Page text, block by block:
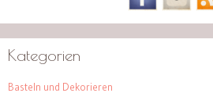
Kategorien
Basteln und Dekorieren